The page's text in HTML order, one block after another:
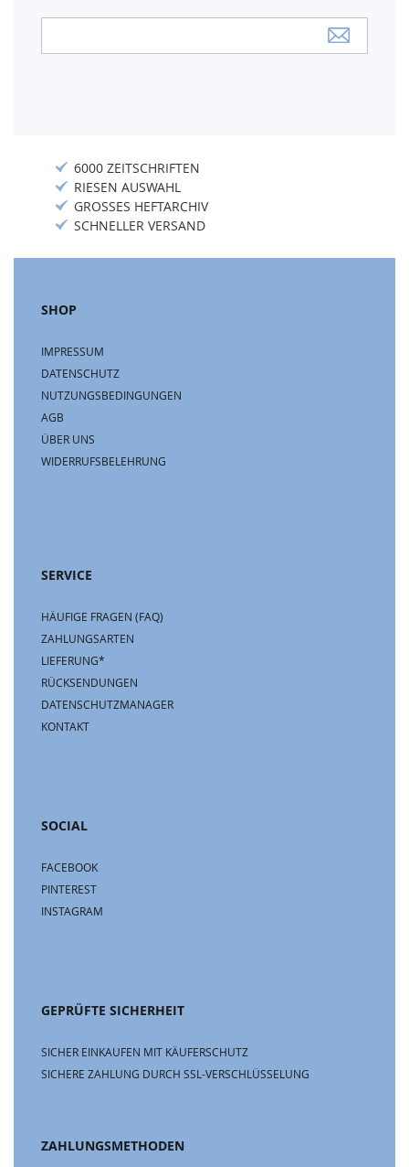
Newsletter:
6000 ZEITSCHRIFTEN
RIESEN AUSWAHL
GROSSES HEFTARCHIV
SCHNELLER VERSAND
SHOP
IMPRESSUM
DATENSCHUTZ
NUTZUNGSBEDINGUNGEN
AGB
ÜBER UNS
WIDERRUFSBELEHRUNG
SERVICE
HÄUFIGE FRAGEN (FAQ)
ZAHLUNGSARTEN
LIEFERUNG*
RÜCKSENDUNGEN
DATENSCHUTZMANAGER
KONTAKT
SOCIAL
FACEBOOK
PINTEREST
INSTAGRAM
GEPRÜFTE SICHERHEIT
SICHER EINKAUFEN MIT KÄUFERSCHUTZ
SICHERE ZAHLUNG DURCH SSL-VERSCHLÜSSELUNG
ZAHLUNGSMETHODEN